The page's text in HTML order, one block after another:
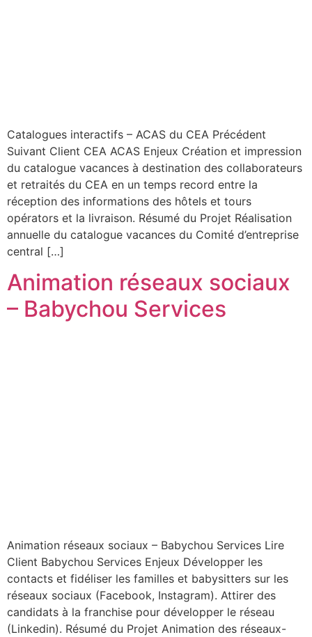
Catalogues interactifs – ACAS du CEA Précédent
Suivant Client CEA ACAS Enjeux Création et impression
du catalogue vacances à destination des collaborateurs
et retraités du CEA en un temps record entre la
réception des informations des hôtels et tours
opérators et la livraison. Résumé du Projet Réalisation
annuelle du catalogue vacances du Comité d’entreprise
central […]
Animation réseaux sociaux
– Babychou Services
Animation réseaux sociaux – Babychou Services Lire
Client Babychou Services Enjeux Développer les
contacts et fidéliser les familles et babysitters sur les
réseaux sociaux (Facebook, Instagram). Attirer des
candidats à la franchise pour développer le réseau
(Linkedin). Résumé du Projet Animation des réseaux-